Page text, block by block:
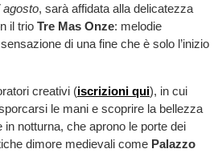
agosto, sarà affidata alla delicatezza
il trio Tre Mas Onze: melodie
di una fine che è solo l’inizio
creativi (iscrizioni qui), in cui
le mani e scoprire la bellezza
in notturna, che aprono le porte dei
dimore medievali come Palazzo